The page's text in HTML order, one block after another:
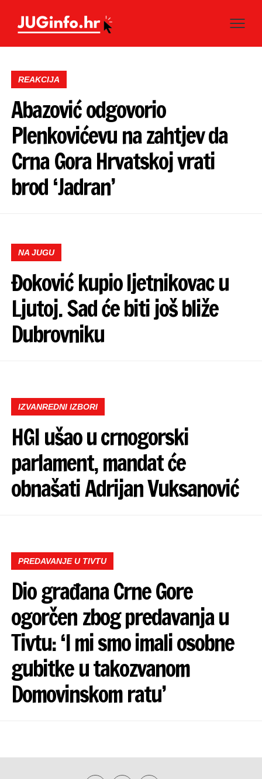
REAKCIJA
Abazović odgovorio
Plenkovićevu na zahtjev da
Crna Gora Hrvatskoj vrati
brod ‘Jadran’
NA JUGU
Đoković kupio ljetnikovac u
Ljutoj. Sad će biti još bliže
Dubrovniku
IZVANREDNI IZBORI
HGI ušao u crnogorski
parlament, mandat će
obnašati Adrijan Vuksanović
PREDAVANJE U TIVTU
Dio građana Crne Gore
ogorčen zbog predavanja u
Tivtu: ‘I mi smo imali osobne
gubitke u takozvanom
Domovinskom ratu’